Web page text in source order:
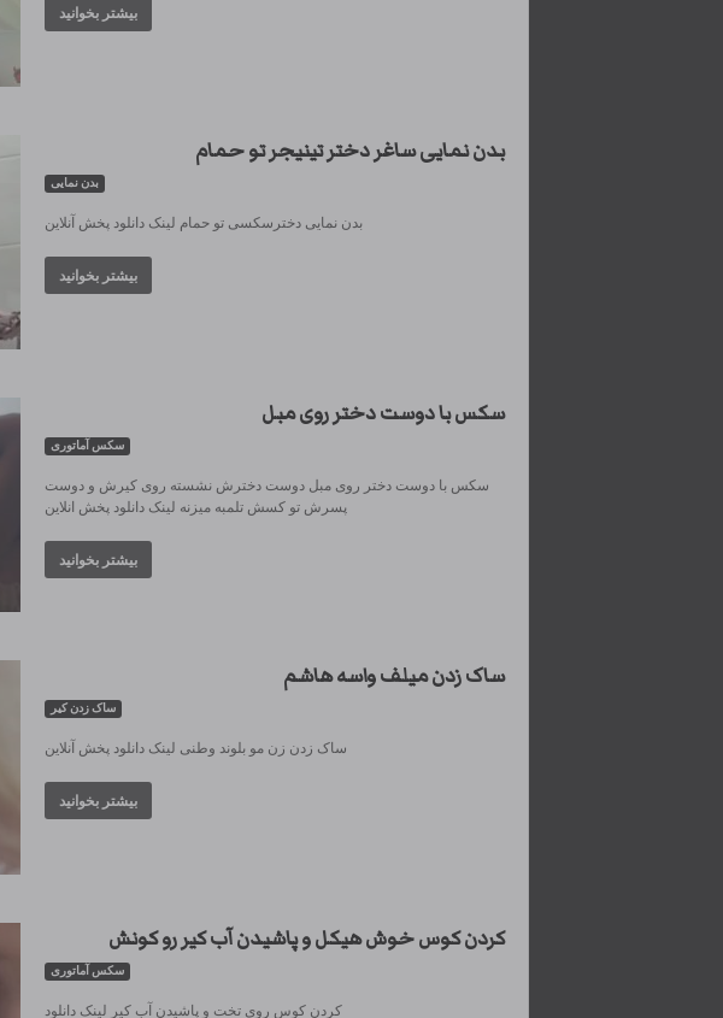
بیشتر بخوانید
بدن نمایی ساغر دختر تینیجر تو حمام
بدن نمایی
بدن نمایی دخترسکسی تو حمام لینک دانلود پخش آنلاین
بیشتر بخوانید
سکس با دوست دختر روی مبل
سکس آماتوری
سکس با دوست دختر روی مبل دوست دخترش نشسته روی کیرش و دوست
پسرش تو کسش تلمبه میزنه لینک دانلود پخش انلاین
بیشتر بخوانید
ساک زدن میلف واسه هاشم
ساک زدن کیر
ساک زدن زن مو بلوند وطنی لینک دانلود پخش آنلاین
بیشتر بخوانید
کردن کوس خوش هیکل و پاشیدن آب کیر رو کونش
سکس آماتوری
کردن کوس روی تخت و پاشیدن آب کیر لینک دانلود